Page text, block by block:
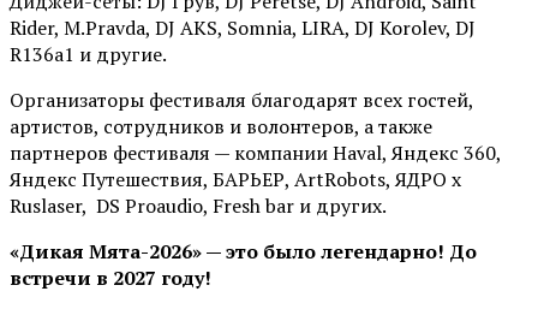
Rider, М.Pravda, DJ AKS, Somnia, LIRA, DJ Korolev, DJ
R136a1 и другие.
Организаторы фестиваля благодарят всех гостей,
артистов, сотрудников и волонтеров, а также
партнеров фестиваля — компании Haval, Яндекс 360,
Яндекс Путешествия, БАРЬЕР, ArtRobots, ЯДРО х
Ruslaser, DS Proaudio, Fresh bar и других.
«Дикая Мята-2026» — это было легендарно! До
встречи в 2027 году!